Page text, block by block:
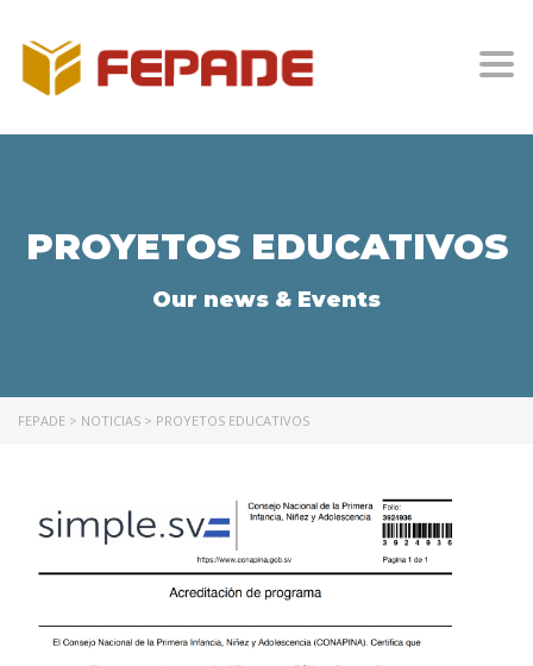
PROYETOS EDUCATIVOS
Our news & Events
FEPADE > NOTICIAS > PROYETOS EDUCATIVOS